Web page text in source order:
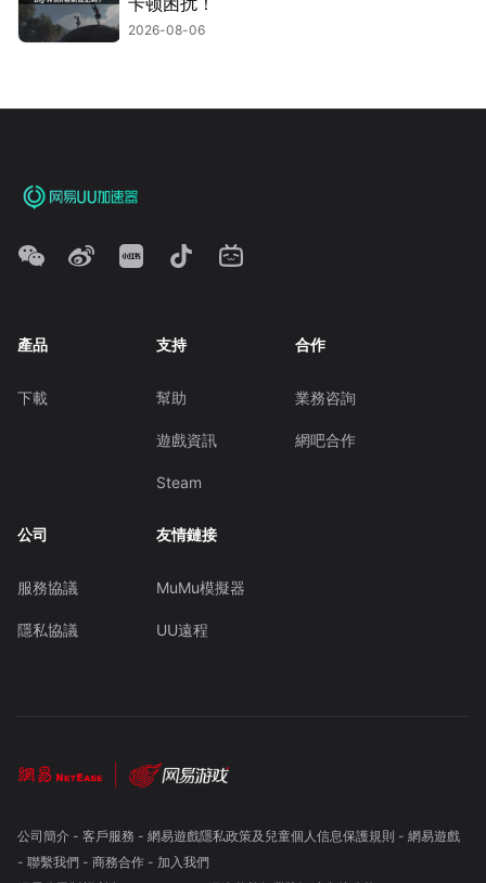
2026-08-06
產品
下載
支持
幫助
遊戲資訊
Steam
合作
業務咨詢
網吧合作
公司
服務協議
隱私協議
友情鏈接
MuMu模擬器
UU遠程
公司簡介- 客戶服務 - 網易遊戲隱私政策及兒童個人信息保護規則 - 網易遊戲
- 聯繫我們- 商務合作- 加入我們